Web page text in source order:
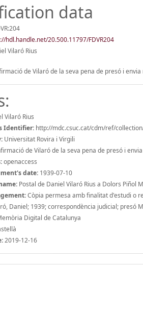
data
hdl.handle.net/20.500.11797/FDVR204
Vilaró Rius
de Vilaró de la seva pena de presó i
Vilaró Rius
Identifier: http://mdc.csuc.cat/cdm/ref/
Universitat Rovira i Virgili
de Vilaró de la seva pena de presó i
openaccess
date: 1939-07-10
Postal de Daniel Vilaró Rius a Dolors Piñol
Còpia permesa amb finalitat d'estudi o
Daniel; 1939; correspondència judicial; presó
Digital de Catalunya
2019-12-16